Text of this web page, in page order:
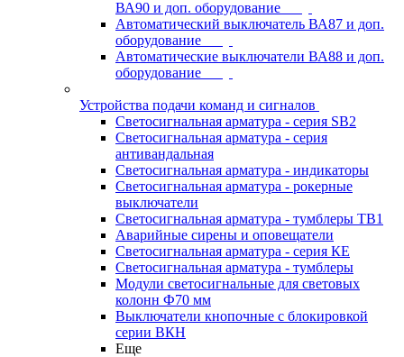
ВА90 и доп. оборудование
Автоматический выключатель ВА87 и доп.
оборудование
Автоматические выключатели ВА88 и доп.
оборудование
Устройства подачи команд и сигналов
Светосигнальная арматура - серия SB2
Светосигнальная арматура - серия
антивандальная
Светосигнальная арматура - индикаторы
Светосигнальная арматура - рокерные
выключатели
Светосигнальная арматура - тумблеры ТВ1
Аварийные сирены и оповещатели
Светосигнальная арматура - серия КЕ
Светосигнальная арматура - тумблеры
Модули светосигнальные для световых
колонн Ф70 мм
Выключатели кнопочные с блокировкой
серии ВКН
Еще